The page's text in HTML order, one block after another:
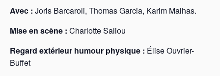
Avec : Joris Barcaroli, Thomas Garcia, Karim Malhas.
Mise en scène : Charlotte Saliou
Regard extérieur humour physique : Élise Ouvrier-
Buffet